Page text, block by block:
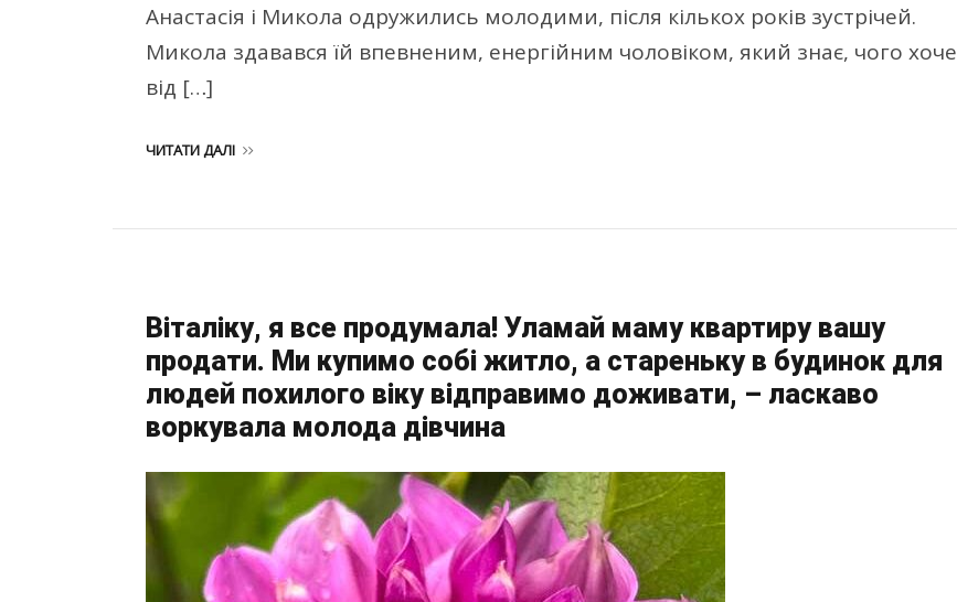
Анастасія і Микола одружились молодими, після кількох років зустрічей.
Микола здавався їй впевненим, енергійним чоловіком, який знає, чого хоче
від […]
ЧИТАТИ ДАЛІ
Віталіку, я все продумала! Уламай маму квартиру вашу
продати. Ми купимо собі житло, а стареньку в будинок для
людей похилого віку відправимо доживати, – ласкаво
воркувала молода дівчина